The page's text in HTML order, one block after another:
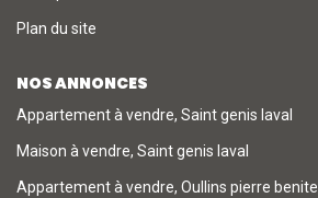
Plan du site
NOS ANNONCES
Appartement à vendre, Saint genis laval
Maison à vendre, Saint genis laval
Appartement à vendre, Oullins pierre benite